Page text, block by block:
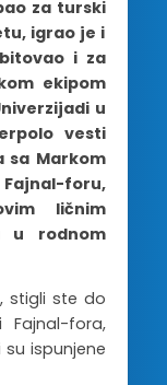
za turski
igrao je i
i za
ekipom
u
vesti
sa Markom
foru,
ličnim
u rodnom
stigli ste do
fora,
ispunjene